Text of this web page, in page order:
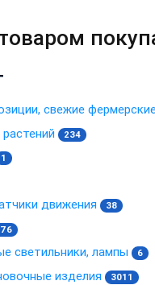
свежие
234
1
движения 38
светильники, лампы 6
изделия 3011